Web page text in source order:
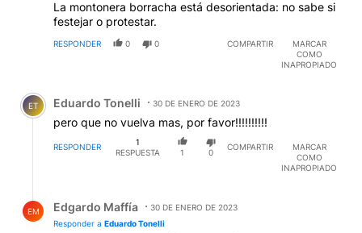
La montonera borracha está desorientada: no sabe si
festejar o protestar.
RESPONDER 0 0 COMPARTIR
MARCAR
COMO
INAPROPIADO
Comentario de Eduardo Tonelli.
ET Eduardo Tonelli 30 DE ENERO DE 2023
pero que no vuelva mas, por favor!!!!!!!!!!
RESPONDER
1
RESPUESTA
1 0
COMPARTIR
MARCAR
COMO
INAPROPIADO
EM Edgardo Maffía
30 DE ENERO DE 2023
Responder a Eduardo Tonelli